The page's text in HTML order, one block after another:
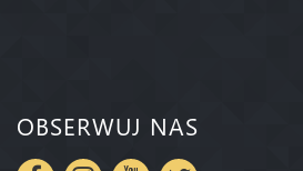
OBSERWUJ NAS